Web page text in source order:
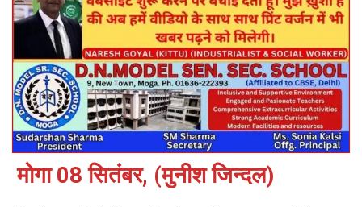
मोगा 08 सितंबर, (मुनीश जिन्दल)